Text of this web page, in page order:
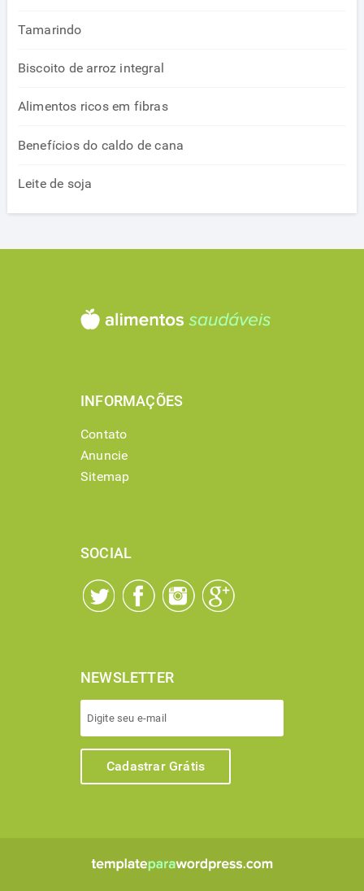
Tamarindo
Biscoito de arroz integral
Alimentos ricos em fibras
Benefícios do caldo de cana
Leite de soja
INFORMAÇÕES
Contato
Anuncie
Sitemap
SOCIAL
NEWSLETTER